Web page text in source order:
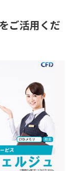
ご活用くだ